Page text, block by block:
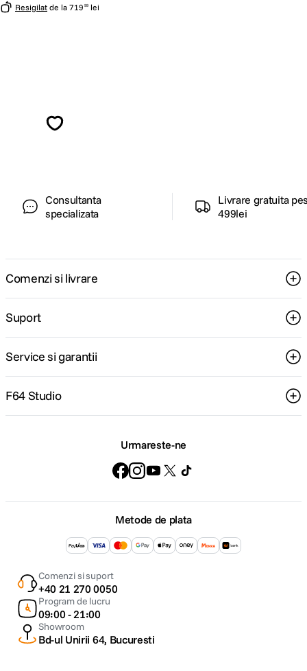
Resigilat de la 719 99 lei
Consultanta
specializata
Livrare gratuita
499lei
Comenzi si livrare
Suport
Service si garantii
F64 Studio
Urmareste-ne
Metode de plata
Comenzi si suport
+40 21 270 0050
Program de lucru
09:00 - 21:00
Showroom
Bd-ul Unirii 64, Bucuresti